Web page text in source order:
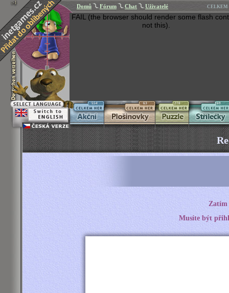
Domů Fórum Chat Uživatelé CELKEM
FAIL (the browser should render some flash
not this).
554 63 270 269
Zatím
Musíte být